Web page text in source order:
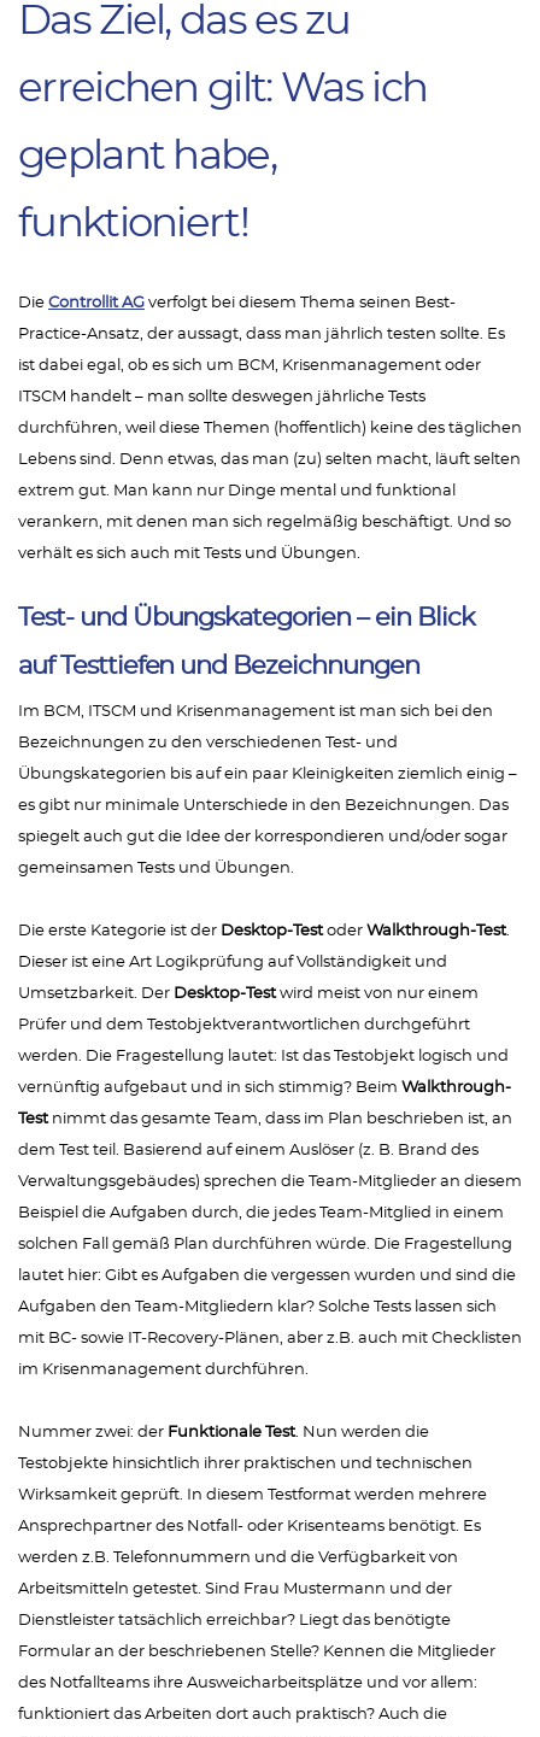
Das Ziel, das es zu
erreichen gilt: Was ich
geplant habe,
funktioniert!
Die Controllit AG verfolgt bei diesem Thema seinen Best-
Practice-Ansatz, der aussagt, dass man jährlich testen sollte. Es
ist dabei egal, ob es sich um BCM, Krisenmanagement oder
ITSCM handelt – man sollte deswegen jährliche Tests
durchführen, weil diese Themen (hoffentlich) keine des täglichen
Lebens sind. Denn etwas, das man (zu) selten macht, läuft selten
extrem gut. Man kann nur Dinge mental und funktional
verankern, mit denen man sich regelmäßig beschäftigt. Und so
verhält es sich auch mit Tests und Übungen.
Test- und Übungskategorien – ein Blick
auf Testtiefen und Bezeichnungen
Im BCM, ITSCM und Krisenmanagement ist man sich bei den
Bezeichnungen zu den verschiedenen Test- und
Übungskategorien bis auf ein paar Kleinigkeiten ziemlich einig –
es gibt nur minimale Unterschiede in den Bezeichnungen. Das
spiegelt auch gut die Idee der korrespondieren und/oder sogar
gemeinsamen Tests und Übungen.
Die erste Kategorie ist der Desktop-Testoder Walkthrough-Test.
Dieser ist eine Art Logikprüfung auf Vollständigkeit und
Umsetzbarkeit. Der Desktop-Testwird meist von nur einem
Prüfer und dem Testobjektverantwortlichen durchgeführt
werden. Die Fragestellung lautet: Ist das Testobjekt logisch und
vernünftig aufgebaut und in sich stimmig? Beim Walkthrough-
Testnimmt das gesamte Team, dass im Plan beschrieben ist, an
dem Test teil. Basierend auf einem Auslöser (z. B. Brand des
Verwaltungsgebäudes) sprechen die Team-Mitglieder an diesem
Beispiel die Aufgaben durch, die jedes Team-Mitglied in einem
solchen Fall gemäß Plan durchführen würde. Die Fragestellung
lautet hier: Gibt es Aufgaben die vergessen wurden und sind die
Aufgaben den Team-Mitgliedern klar? Solche Tests lassen sich
mit BC- sowie IT-Recovery-Plänen, aber z.B. auch mit Checklisten
im Krisenmanagement durchführen.
Nummer zwei: der Funktionale Test. Nun werden die
Testobjekte hinsichtlich ihrer praktischen und technischen
Wirksamkeit geprüft. In diesem Testformat werden mehrere
Ansprechpartner des Notfall- oder Krisenteams benötigt. Es
werden z.B. Telefonnummern und die Verfügbarkeit von
Arbeitsmitteln getestet. Sind Frau Mustermann und der
Dienstleister tatsächlich erreichbar? Liegt das benötigte
Formular an der beschriebenen Stelle? Kennen die Mitglieder
des Notfallteams ihre Ausweicharbeitsplätze und vor allem:
funktioniert das Arbeiten dort auch praktisch? Auch die